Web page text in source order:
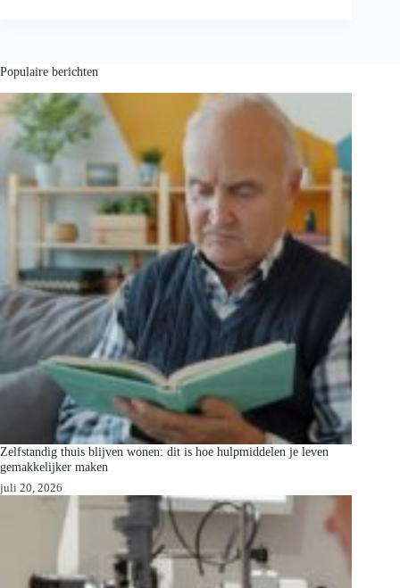
in
Populaire berichten
Zelfstandig thuis blijven wonen: dit is hoe hulpmiddelen je leven
gemakkelijker maken
juli 20, 2026